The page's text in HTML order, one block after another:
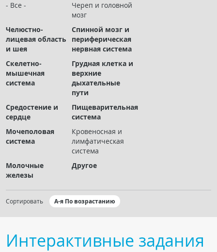
Чат RADIOMED
ОБРАЗОВАНИЕ
Интерактивные задания
Презентации
Журнал "Лучевая диагностика и терапия"
КНИЖНЫЙ МАГАЗИН
- Все -
Череп и головной
мозг
Челюстно-
лицевая область
и шея
Спинной мозг и
периферическая
нервная система
Скелетно-
мышечная
система
Грудная клетка и
верхние
дыхательные
пути
Средостение и
сердце
Пищеварительная
система
Мочеполовая
система
Кровеносная и
лимфатическая
система
Молочные
железы
Другое
Сортировать А-я По возрастанию
Интерактивные задания